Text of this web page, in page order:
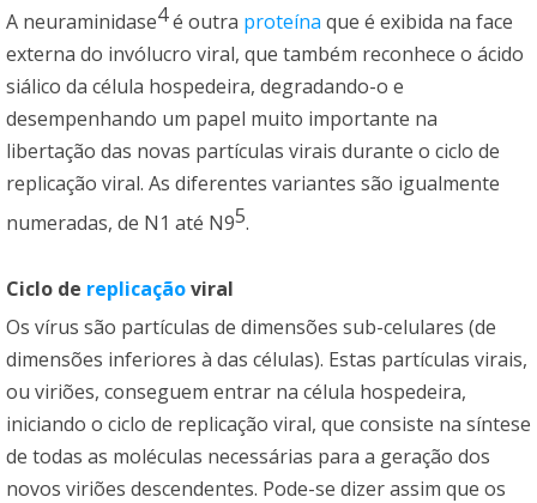
A neuraminidase4é outra proteína que é exibida na face
externa do invólucro viral, que também reconhece o ácido
siálico da célula hospedeira, degradando-o e
desempenhando um papel muito importante na
libertação das novas partículas virais durante o ciclo de
replicação viral. As diferentes variantes são igualmente
numeradas, de N1 até N95.
Ciclo de replicaçãoviral
Os vírus são partículas de dimensões sub-celulares (de
dimensões inferiores à das células). Estas partículas virais,
ou viriões, conseguem entrar na célula hospedeira,
iniciando o ciclo de replicação viral, que consiste na síntese
de todas as moléculas necessárias para a geração dos
novos viriões descendentes. Pode-se dizer assim que os